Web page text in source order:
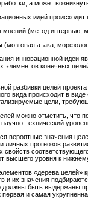
а может
идей
(метод интервью;
(мозговая атака;
инновационной идеи
элементов конечных
разбивки целей
вида происходит в
цели,
можно отметить, что
технический
вероятные значения
личных прогнозов
свойств
высшего уровня к
«дерева целей»
и их значения
должны быть выдержаны
первая и самая